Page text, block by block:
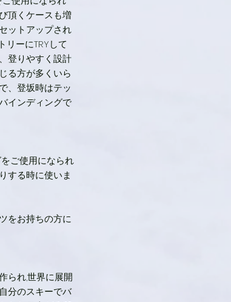
頂くケースも増
ットアップされ
ーにTRYして
登りやすく設計
る方が多くいら
、登坂時はテッ
インディングで
ご使用になられ
する時に使いま
をお持ちの方に
られ,世界に展開
分のスキーでバ